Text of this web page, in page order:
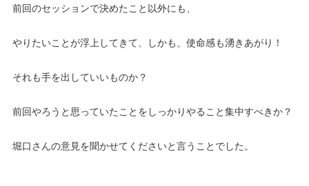
前回のセッションで決めたこと以外にも、
やりたいことが浮上してきて、しかも、使命感も湧きあがり！
それも手を出していいものか？
前回やろうと思っていたことをしっかりやること集中すべきか？
堀口さんの意見を聞かせてくださいと言うことでした。